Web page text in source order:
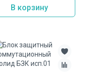
В корзину